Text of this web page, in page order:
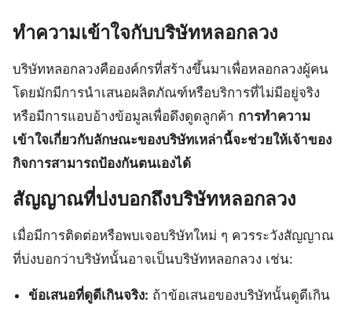
ทำความเข้าใจกับบริษัทหลอกลวง
บริษัทหลอกลวงคือองค์กรที่สร้างขึ้นมาเพื่อหลอกลวงผู้คน
โดยมักมีการนำเสนอผลิตภัณฑ์หรือบริการที่ไม่มีอยู่จริง
หรือมีการแอบอ้างข้อมูลเพื่อดึงดูดลูกค้า การทำความ
เข้าใจเกี่ยวกับลักษณะของบริษัทเหล่านี้จะช่วยให้เจ้าของ
กิจการสามารถป้องกันตนเองได้
สัญญาณที่บ่งบอกถึงบริษัทหลอกลวง
เมื่อมีการติดต่อหรือพบเจอบริษัทใหม่ ๆ ควรระวังสัญญาณ
ที่บ่งบอกว่าบริษัทนั้นอาจเป็นบริษัทหลอกลวง เช่น:
ข้อเสนอที่ดูดีเกินจริง: ถ้าข้อเสนอของบริษัทนั้นดูดีเกิน